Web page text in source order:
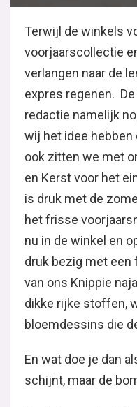
Terwijl de winkels
voorjaarscollectie
verlangen naar de
expres regenen.
redactie namelijk
wij het idee hebben
ook zitten we met
en Kerst voor het
is druk met de
het frisse
nu in de winkel en
druk bezig met een
van ons Knippie
dikke rijke stoffen,
bloemdessins die
En wat doe je dan
schijnt, maar de